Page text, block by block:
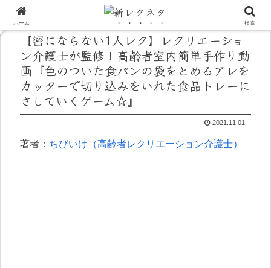
【密にならない1人レク】レクリエーショ
ン介護士が監修！高齢者室内簡単手作り動
画『色のついた食パンの袋をとめるアレを
カッターで切り込みをいれた食品トレーに
さしていくゲーム☆』
2021.11.01
著者： ちびいけ（高齢者レクリエーション介護士）
ホーム 検索